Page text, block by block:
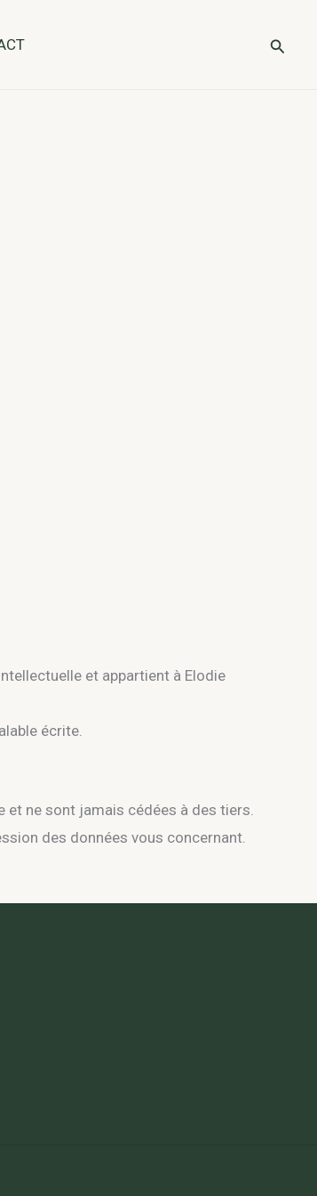
et appartient à Elodie
écrite.
ne sont jamais cédées à des tiers.
des données vous concernant.